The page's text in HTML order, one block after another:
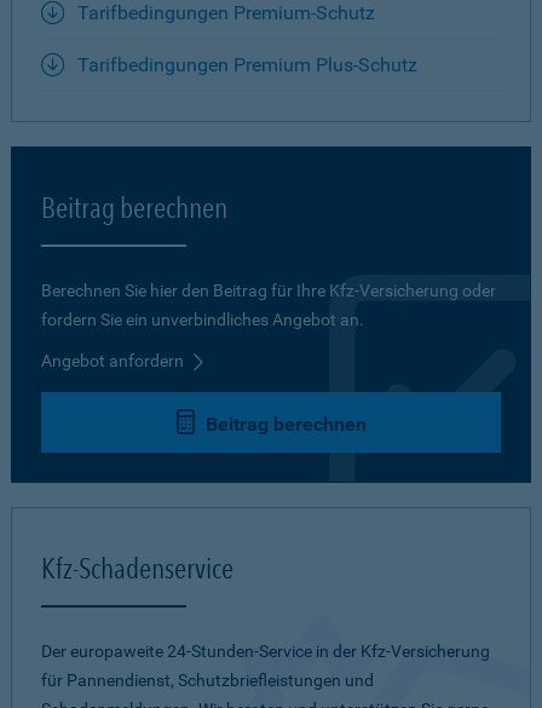
Tarifbedingungen Premium-Schutz
Tarifbedingungen Premium Plus-Schutz
Beitrag berechnen
Berechnen Sie hier den Beitrag für Ihre Kfz-Versicherung oder
fordern Sie ein unverbindliches Angebot an.
Angebot anfordern
Beitrag berechnen
Kfz-Schadenservice
Der europaweite 24-Stunden-Service in der Kfz-Versicherung
für Pannendienst, Schutzbriefleistungen und